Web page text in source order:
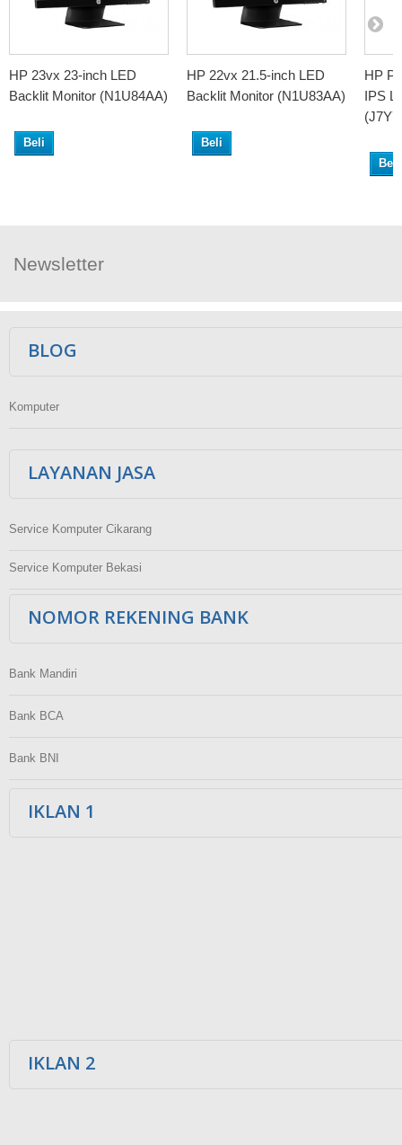
HP 23vx 23-inch LED
Backlit Monitor (N1U84AA)
Beli
HP 22vx 21.5-inch LED
Backlit Monitor (N1U83AA)
Beli
HP
IPS
Beli
Newsletter
BLOG
Komputer
LAYANAN JASA
Service Komputer Cikarang
Service Komputer Bekasi
NOMOR REKENING BANK
Bank Mandiri
Bank BCA
Bank BNI
IKLAN 1
IKLAN 2